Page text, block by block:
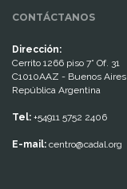
CONTÁCTANOS
Dirección:
Cerrito 1266 piso 7° Of. 31
C1010AAZ - Buenos Aires
República Argentina
Tel: +54911 5752 2406
E-mail: centro@cadal.org